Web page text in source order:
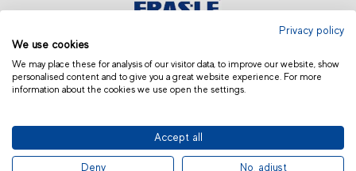
EUROPA | ESPAÑOL
© 2019 Fras-le | Photos: Júlio Soares, Magrão Scalco, João Lazzarotto, Panda Branding
and photo collection of Randon Companies
Privacy policy
We use cookies
We may place these for analysis of our visitor data, to improve our website, show
personalised content and to give you a great website experience. For more
information about the cookies we use open the settings.
Accept all
Deny No, adjust